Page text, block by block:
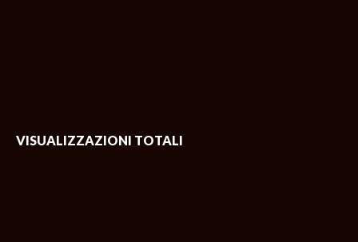
VISUALIZZAZIONI TOTALI